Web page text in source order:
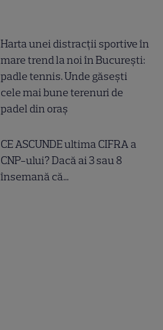
Harta unei distracții sportive în
mare trend la noi în București:
padle tennis. Unde găsești
cele mai bune terenuri de
padel din oraș
CE ASCUNDE ultima CIFRA a
CNP-ului? Dacă ai 3 sau 8
însemană că...